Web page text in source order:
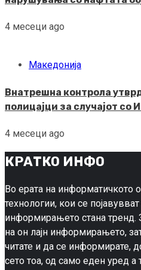
4 месеци ago
Македонија
Внатрешна контрола
полицајци за случајот со
4 месеци ago
КРАТКО ИНФО
Во ерата на информатичкото
технологии, кои се појавувват
информирањето стана тренд.
на он лајн информирањето,
читате и да се информирате,
сето тоа, од само еден уред